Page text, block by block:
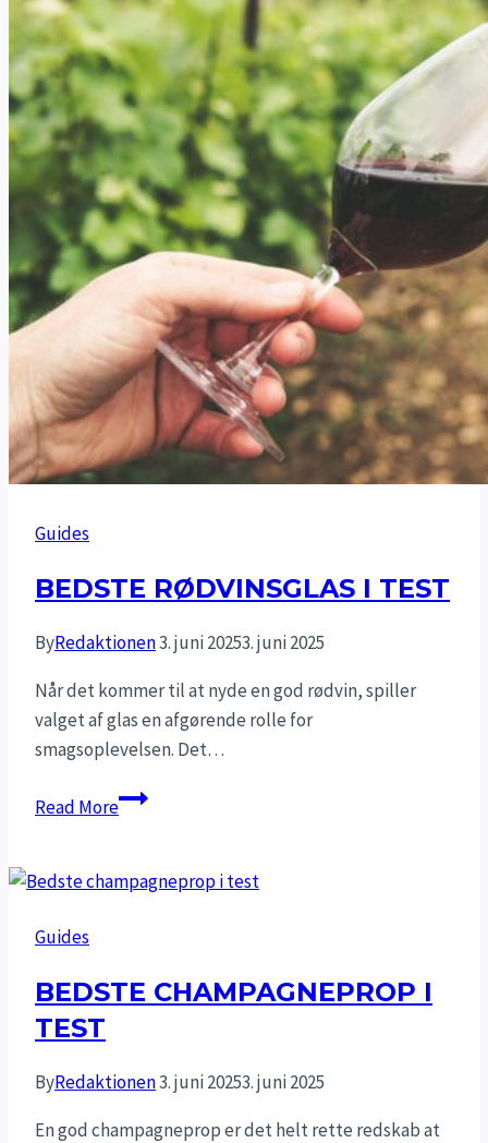
Guides
BEDSTE RØDVINSGLAS I TEST
ByRedaktionen3. juni 20253. juni 2025
Når det kommer til at nyde en god rødvin, spiller
valget af glas en afgørende rolle for
smagsoplevelsen. Det…
Read MoreBedste
test
Guides
BEDSTE CHAMPAGNEPROP I
TEST
ByRedaktionen3. juni 20253. juni 2025
En god champagneprop er det helt rette redskab at